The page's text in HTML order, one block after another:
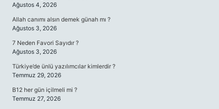
Ağustos 4, 2026
Allah canımı alsın demek günah mı ?
Ağustos 3, 2026
7 Neden Favori Sayıdır ?
Ağustos 3, 2026
Türkiye’de ünlü yazılımcılar kimlerdir ?
Temmuz 29, 2026
B12 her gün içilmeli mi ?
Temmuz 27, 2026